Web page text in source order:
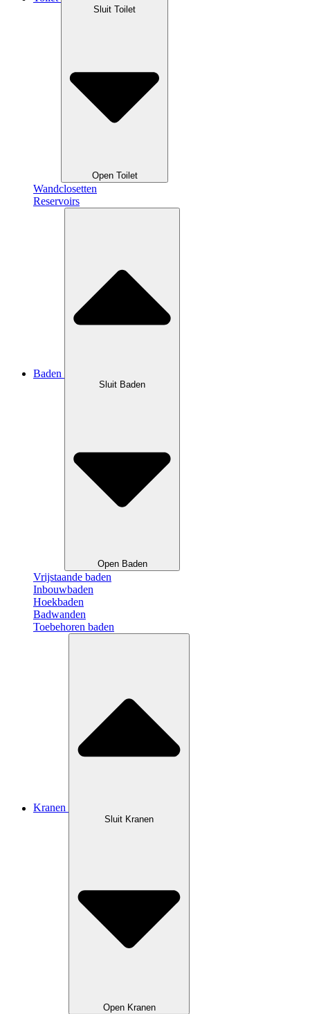
Sluit Toilet
Open Toilet
Wandclosetten
Reservoirs
Baden
Sluit Baden
Open Baden
Vrijstaande baden
Inbouwbaden
Hoekbaden
Badwanden
Toebehoren baden
Kranen
Sluit Kranen
Open Kranen